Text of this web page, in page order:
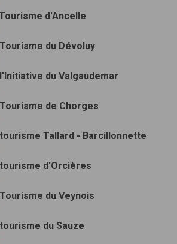
d'Ancelle
du Dévoluy
du Valgaudemar
de Chorges
Tallard - Barcillonnette
d'Orcières
du Veynois
du Sauze